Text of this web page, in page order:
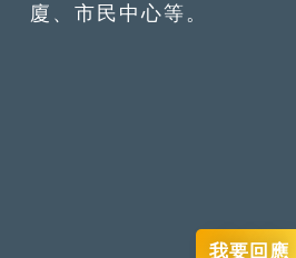
廈、市民中心等。
我要回應